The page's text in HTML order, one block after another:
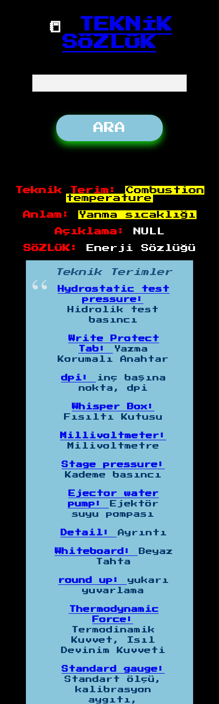
📒
TEKNİK
SÖZLÜK
Teknik Terim:
Combustion
temperature
Anlam: Yanma sıcaklığı
Açıklama: NULL
SÖZLÜK: Enerji Sözlüğü
Teknik Terimler
Hydrostatic test
pressure:
Hidrolik test
basıncı
Write Protect
Tab:
Yazma
Korumalı Anahtar
dpi:
inç başına
nokta, dpi
Whisper Box:
Fısıltı Kutusu
Millivoltmeter:
Milivoltmetre
Stage pressure:
Kademe basıncı
Ejector water
pump:
Ejektör
suyu pompası
Detail: Ayrıntı
Whiteboard:
Beyaz
Tahta
round up:
yukarı
yuvarlama
Thermodynamic
Force:
Termodinamik
Kuvvet, Isıl
Devinim Kuvveti
Standard gauge:
Standart ölçü,
kalibrasyon
aygıtı,